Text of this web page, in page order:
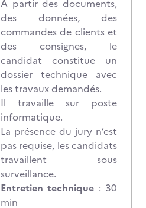
À partir des documents,
des données, des
commandes de clients et
des consignes, le
candidat constitue un
dossier technique avec
les travaux demandés.
Il travaille sur poste
informatique.
La présence du jury n’est
pas requise, les candidats
travaillent sous
surveillance.
Entretien technique : 30
min